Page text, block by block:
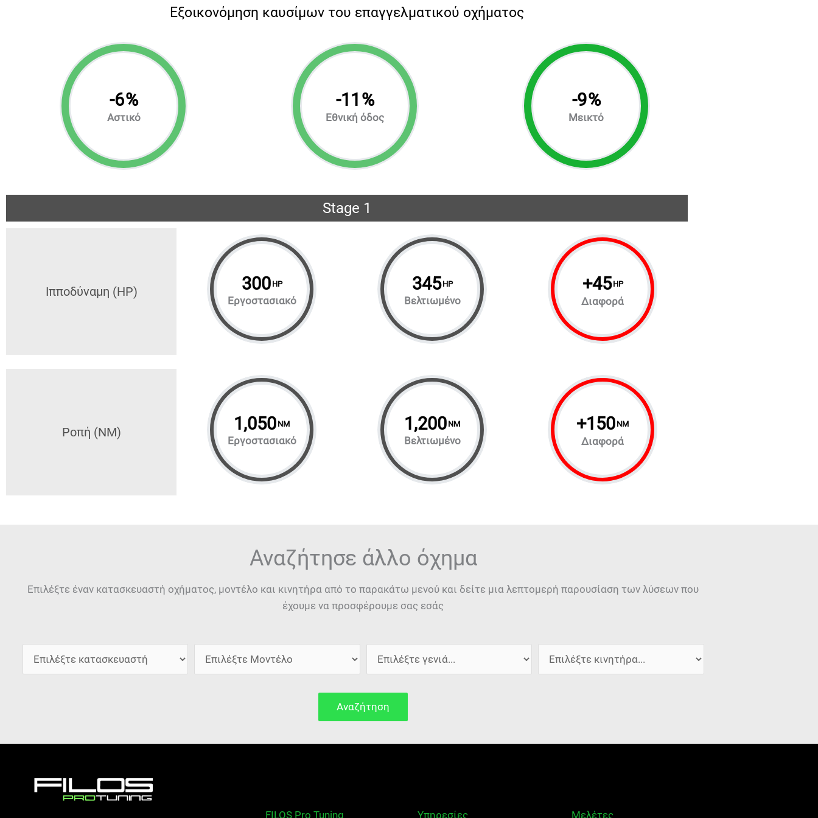
Eξοικονόμηση καυσίμων του επαγγελματικού οχήματος
-6%
Αστικό
-11 %
Εθνική όδος
-9%
Μεικτό
Stage 1
Ιπποδύναμη (HP) 300 HP
Εργοστασιακό
345 HP
Βελτιωμένο
+45 HP
Διαφορά
Ροπή (NM) 1,050 NM
Εργοστασιακό
1,200 NM
Βελτιωμένο
+150 NM
Διαφορά
Αναζήτησε άλλο όχημα
Επιλέξτε έναν κατασκευαστή οχήματος, μοντέλο και κινητήρα από το παρακάτω μενού και δείτε μια λεπτομερή παρουσίαση των λύσεων που
έχουμε να προσφέρουμε σας εσάς
Αναζήτηση
FILOS Pro Tuning Υπηρεσίες Μελέτες